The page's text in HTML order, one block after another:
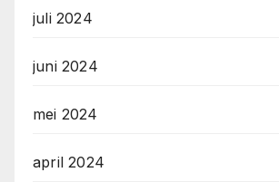
juli 2024
juni 2024
mei 2024
april 2024